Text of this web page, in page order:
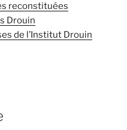
reconstituées
Drouin
de l’Institut Drouin